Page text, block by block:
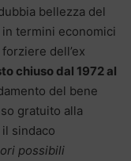
bellezza del
termini economici
dell’ex
chiuso dal 1972 al
del bene
gratuito alla
sindaco
possibili